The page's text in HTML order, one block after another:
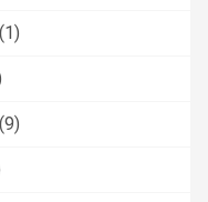
(1)
(9)